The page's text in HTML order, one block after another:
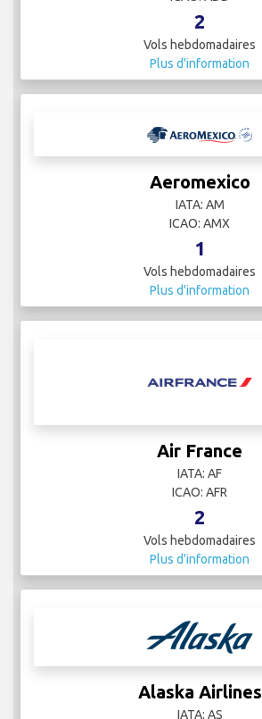
2
Vols hebdomadaires
Plus d'information
Aeromexico
IATA: AM
ICAO: AMX
1
Vols hebdomadaires
Plus d'information
Air France
IATA: AF
ICAO: AFR
2
Vols hebdomadaires
Plus d'information
Alaska Airlines
IATA: AS